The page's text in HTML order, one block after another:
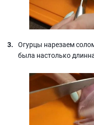
Огурцы нарезаем
была настолько